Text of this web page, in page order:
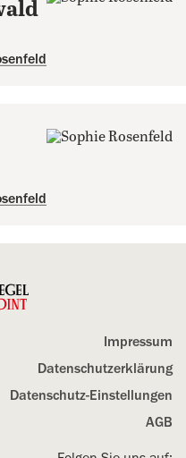
Impressum
Datenschutz­erklärung
Datenschutz-Einstellungen
AGB